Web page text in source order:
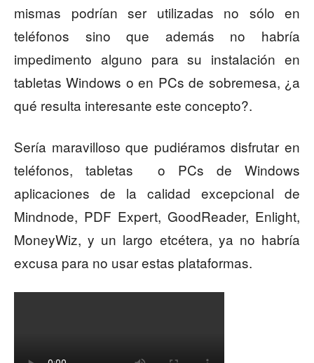
mismas podrían ser utilizadas no sólo en
teléfonos sino que además no habría
impedimento alguno para su instalación en
tabletas Windows o en PCs de sobremesa, ¿a
qué resulta interesante este concepto?.
Sería maravilloso que pudiéramos disfrutar en
teléfonos, tabletas o PCs de Windows
aplicaciones de la calidad excepcional de
Mindnode, PDF Expert, GoodReader, Enlight,
MoneyWiz, y un largo etcétera, ya no habría
excusa para no usar estas plataformas.